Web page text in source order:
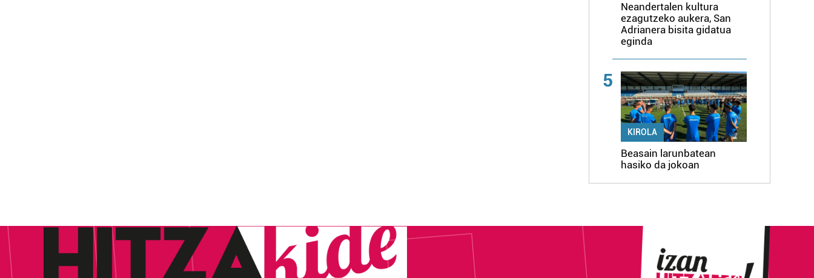
Neandertalen kultura
ezagutzeko aukera, San
Adrianera bisita gidatua
eginda
5
KIROLA
Beasain larunbatean
hasiko da jokoan